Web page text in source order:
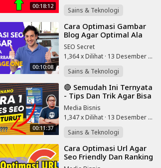
00:18:12
Sains & Teknologi
00:10:08
⁣Cara Optimasi Gambar
Blog Agar Optimal Ala
Seo Specialist Terbaru
2022 - Page One
SEO Secret
1,364 x Dilihat · 13 Desember 2022
Sains & Teknologi
00:11:37
⁣🔴 Semudah Ini Ternyata
- Tips Dan Trik Agar Bisa
Menang Kontes Seo 2022
- No 4 Paling Penting
Media Bisnis
1,347 x Dilihat · 13 Desember 2022
Sains & Teknologi
⁣Cara Optimasi Url Agar
Seo Friendly Dan Ranking
Di Google